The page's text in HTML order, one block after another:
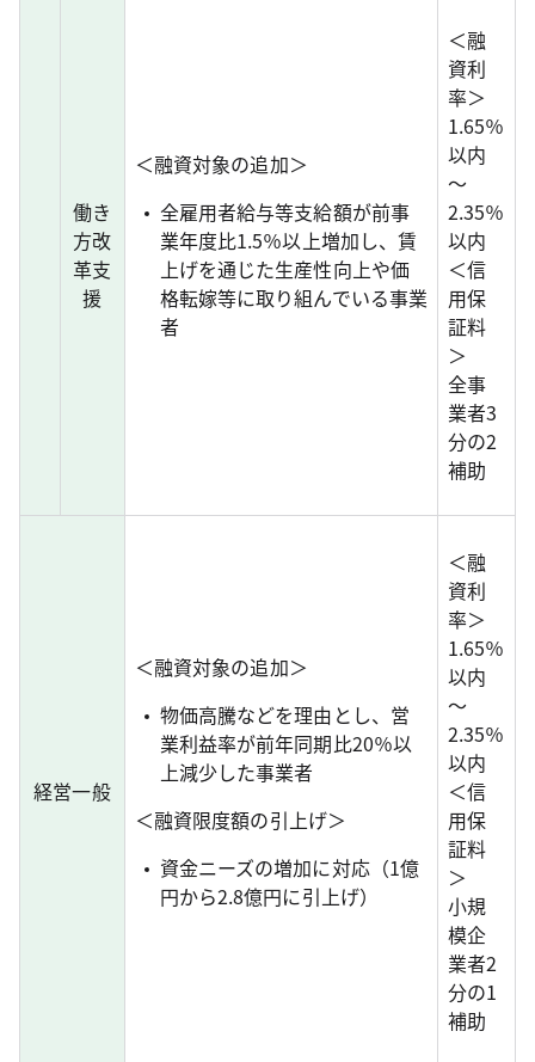
働き
方改
革支
援
＜融資対象の追加＞
全雇用者給与等支給額が前事
業年度比1.5％以上増加し、賃
上げを通じた生産性向上や価
格転嫁等に取り組んでいる事業
者
＜融
資利
率＞
1.65％
以内
～
2.35％
以内
＜信
用保
証料
＞
全事
業者3
分の2
補助
経営一般
＜融資対象の追加＞
物価高騰などを理由とし、営
業利益率が前年同期比20％以
上減少した事業者
＜融資限度額の引上げ＞
資金ニーズの増加に対応（1億
円から2.8億円に引上げ）
＜融
資利
率＞
1.65％
以内
～
2.35％
以内
＜信
用保
証料
＞
小規
模企
業者2
分の1
補助